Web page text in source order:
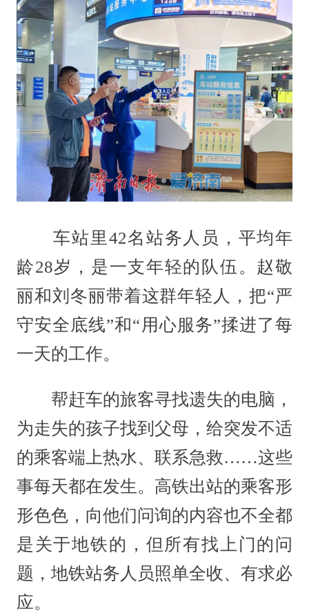
车站里42名站务人员，平均年
龄28岁，是一支年轻的队伍。赵敬
丽和刘冬丽带着这群年轻人，把“严
守安全底线”和“用心服务”揉进了每
一天的工作。
帮赶车的旅客寻找遗失的电脑，
为走失的孩子找到父母，给突发不适
的乘客端上热水、联系急救……这些
事每天都在发生。高铁出站的乘客形
形色色，向他们问询的内容也不全都
是关于地铁的，但所有找上门的问
题，地铁站务人员照单全收、有求必
应。